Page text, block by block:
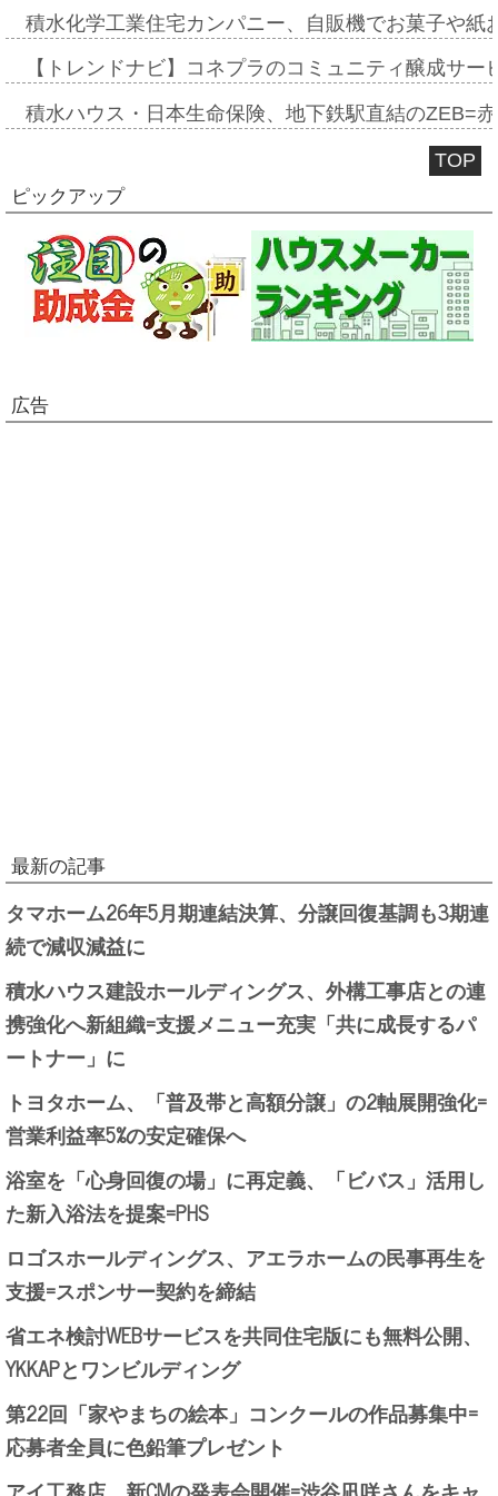
積水化学工業住宅カンパニー、自販機でお菓子や
【トレンドナビ】コネプラのコミュニティ醸成サ
積水ハウス・日本生命保険、地下鉄駅直結のZEB=
TOP
ピックアップ
広告
最新の記事
タマホーム26年5月期連結決算、分譲回復基調も3期連
続で減収減益に
積水ハウス建設ホールディングス、外構工事店との連
携強化へ新組織=支援メニュー充実「共に成長するパ
ートナー」に
トヨタホーム、「普及帯と高額分譲」の2軸展開強化=
営業利益率5%の安定確保へ
浴室を「心身回復の場」に再定義、「ビバス」活用し
た新入浴法を提案=PHS
ロゴスホールディングス、アエラホームの民事再生を
支援=スポンサー契約を締結
省エネ検討WEBサービスを共同住宅版にも無料公開、
YKKAPとワンビルディング
第22回「家やまちの絵本」コンクールの作品募集中=
応募者全員に色鉛筆プレゼント